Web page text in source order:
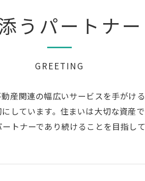
うパートナ
GREETING
産関連の幅広いサービスを手がけ
しています。住まいは大切な資産
トナーであり続けることを目指して